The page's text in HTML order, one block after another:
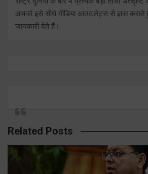
आपको इसे सीधे मीडिया आउटलेट्स से ज्ञात कराते
जानकारी देते हैं।
Related Posts